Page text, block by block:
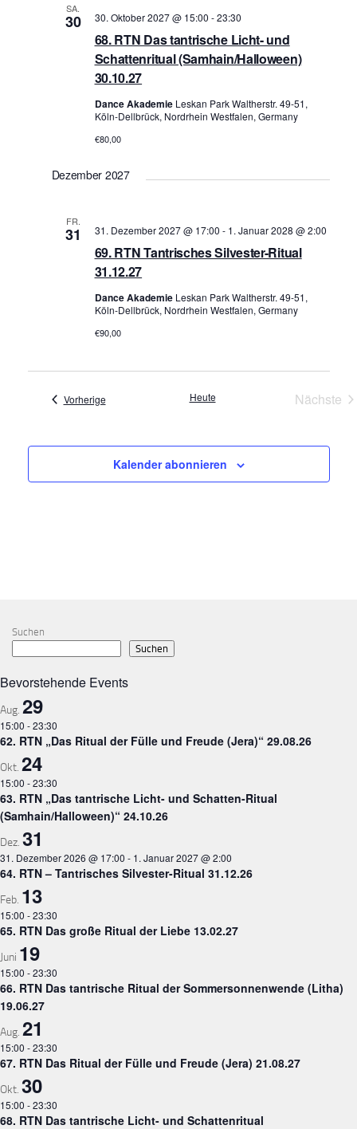
SA.
30
68. RTN Das tantrische Licht- und
Schattenritual (Samhain/Halloween)
30.10.27
30. Oktober 2027 @ 15:00 -23:30
Dance Akademie Leskan Park Waltherstr. 49-51,
Köln-Dellbrück, Nordrhein Westfalen, Germany
€80,00
Dezember 2027
FR.
31
69. RTN Tantrisches Silvester-Ritual
31.12.27
31. Dezember 2027 @ 17:00 - 1. Januar 2028 @ 2:00
Dance Akademie Leskan Park Waltherstr. 49-51,
Köln-Dellbrück, Nordrhein Westfalen, Germany
€90,00
VorherigeVeranstaltungen Heute
Nächste
Kalender abonnieren
Suchen
Suchen
Bevorstehende Events
Aug. 29
15:00 -23:30
62. RTN „Das Ritual der Fülle und Freude (Jera)“ 29.08.26
Okt. 24
15:00 -23:30
63. RTN „Das tantrische Licht- und Schatten-Ritual
(Samhain/Halloween)“ 24.10.26
Dez. 31
31. Dezember 2026 @ 17:00 - 1. Januar 2027 @ 2:00
64. RTN – Tantrisches Silvester-Ritual 31.12.26
Feb. 13
15:00 -23:30
65. RTN Das große Ritual der Liebe 13.02.27
Juni 19
15:00 -23:30
66. RTN Das tantrische Ritual der Sommersonnenwende (Litha)
19.06.27
Aug. 21
15:00 -23:30
67. RTN Das Ritual der Fülle und Freude (Jera) 21.08.27
Okt. 30
15:00 -23:30
68. RTN Das tantrische Licht- und Schattenritual